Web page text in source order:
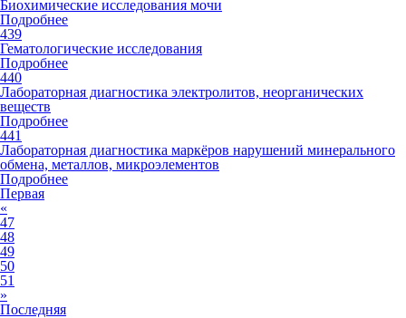
Биохимические исследования мочи
Подробнее
439
Гематологические исследования
Подробнее
440
Лабораторная диагностика электролитов, неорганических
веществ
Подробнее
441
Лабораторная диагностика маркёров нарушений минерального
обмена, металлов, микроэлементов
Подробнее
Первая
«
47
48
49
50
51
»
Последняя